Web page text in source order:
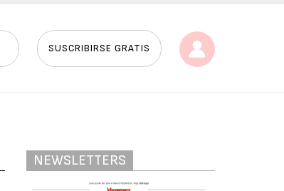
SUSCRIBIRSE GRATIS
NEWSLETTERS